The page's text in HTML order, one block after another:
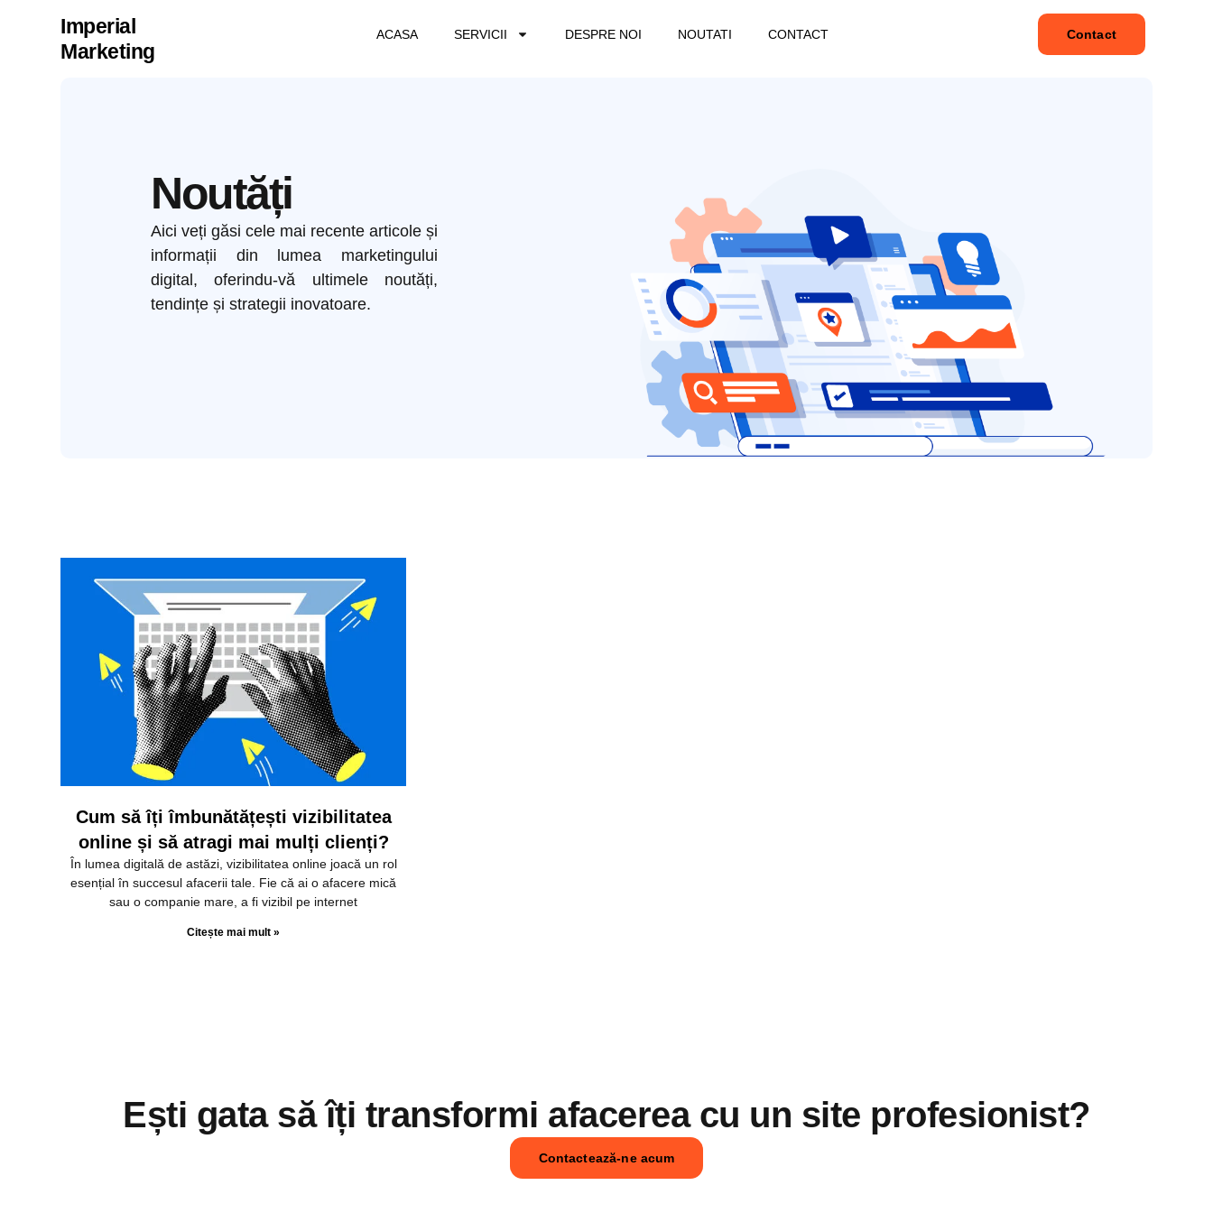
Imperial
Marketing
ACASA SERVICII DESPRE NOI NOUTATI CONTACT Contact
Noutăți
Aici veți găsi cele mai recente articole și
informații din lumea marketingului
digital, oferindu-vă ultimele noutăți,
tendințe și strategii inovatoare.
Cum să îți îmbunătățești vizibilitatea
online și să atragi mai mulți clienți?
În lumea digitală de astăzi, vizibilitatea online joacă un rol
esențial în succesul afacerii tale. Fie că ai o afacere mică
sau o companie mare, a fi vizibil pe internet
Citește mai mult »
Ești gata să îți transformi afacerea cu un site profesionist?
Contactează-ne acum